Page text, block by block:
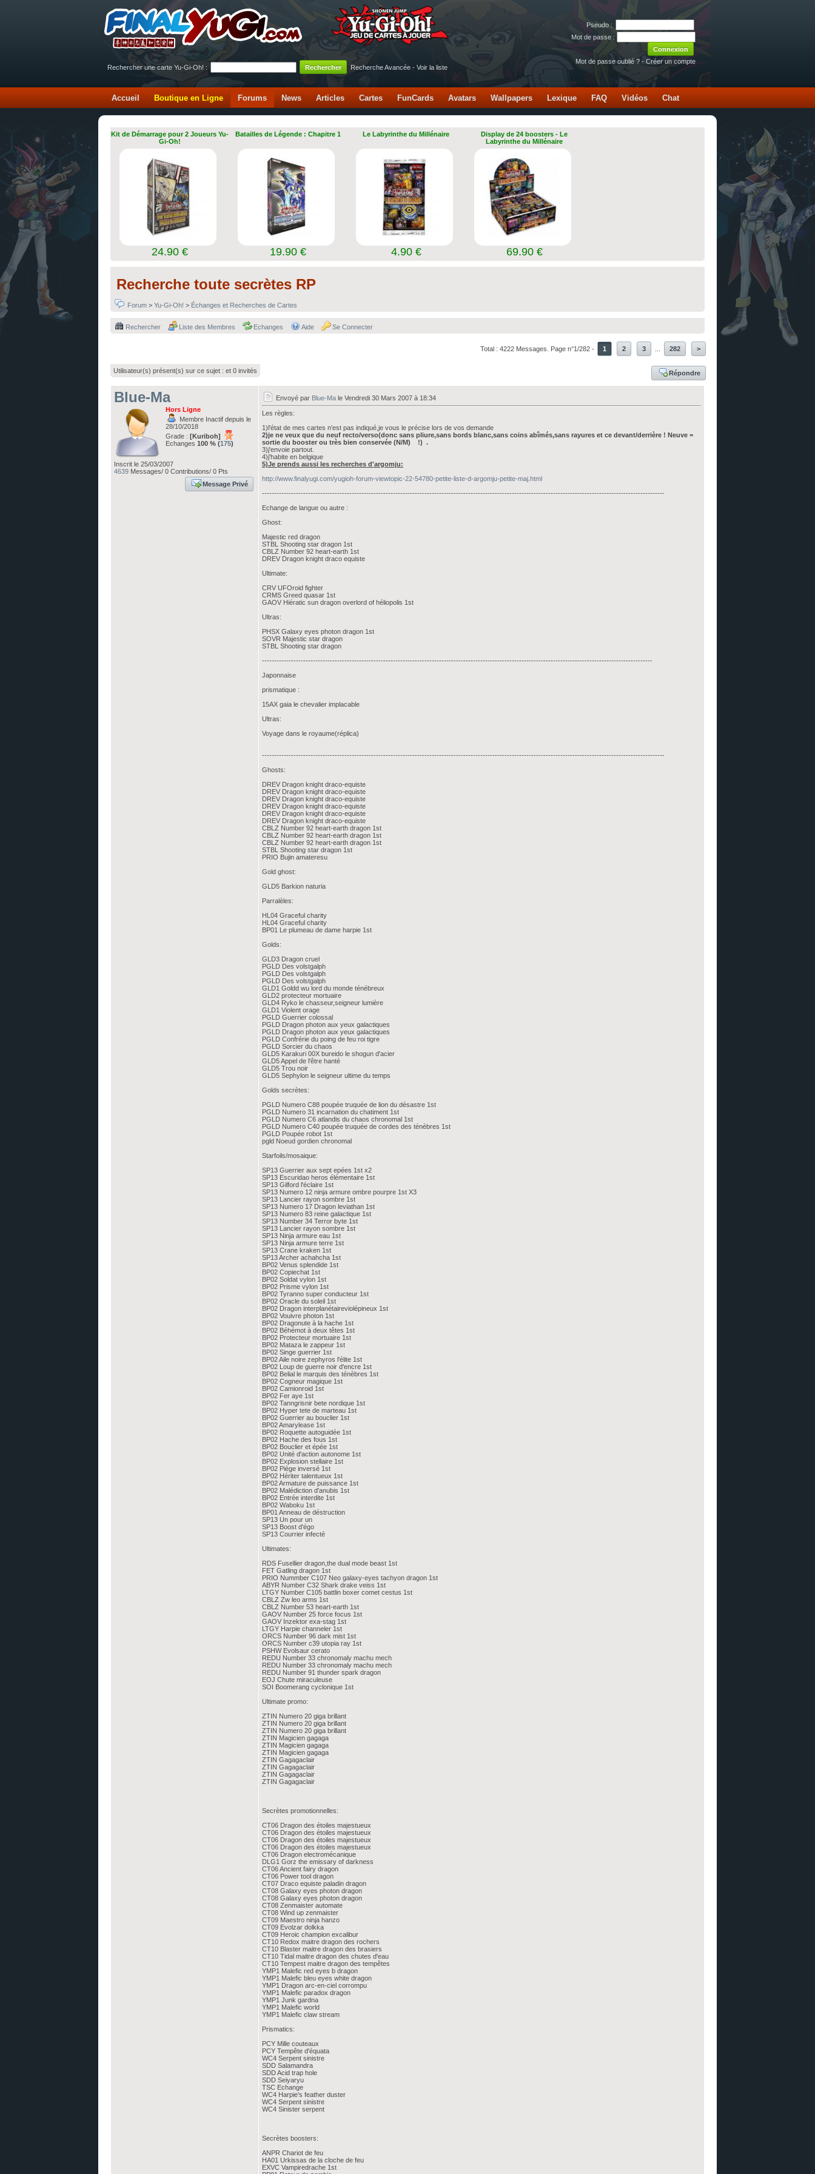
Pseudo :
Mot de passe :
Mot de passe oublié ? - Créer un compte
Rechercher une carte Yu-Gi-Oh! :
Recherche Avancée - Voir la liste
Accueil Boutique en Ligne Forums News Articles Cartes FunCards Avatars Wallpapers Lexique FAQ Vidéos Chat
Kit de Démarrage pour 2 Joueurs Yu-
Gi-Oh!
24.90 €
Batailles de Légende : Chapitre 1
19.90 €
Le Labyrinthe du Millénaire
4.90 €
Display de 24 boosters - Le
Labyrinthe du Millénaire
69.90 €
Recherche toute secrètes RP
Forum > Yu-Gi-Oh! > Échanges et Recherches de Cartes
Rechercher Liste des Membres Echanges Aide Se Connecter
Total : 4222 Messages. Page n°1/282 - 1 2 3 282 >
Utilisateur(s) présent(s) sur ce sujet : et 0 invités Répondre
Blue-Ma
Hors Ligne
Membre Inactif depuis le
28/10/2018
Grade : [Kuriboh]
Echanges 100 % (175)
Inscrit le 25/03/2007
4639 Messages/ 0 Contributions/ 0 Pts
Message Privé
Envoyé par Blue-Ma le Vendredi 30 Mars 2007 à 18:34
Les règles:
1)l'état de mes cartes n'est pas indiqué,je vous le précise lors de vos demande
2)je ne veux que du neuf recto/verso(donc sans pliure,sans bords blanc,sans coins abîmés,sans rayures et ce devant/derrière ! Neuve =
sortie du booster ou très bien conservée (N/M) !) .
3)j'envoie partout.
4)j'habite en belgique
5)Je prends aussi les recherches d'argomju:
http://www.finalyugi.com/yugioh-forum-viewtopic-22-54780-petite-liste-d-argomju-petite-maj.html
----------------------------------------------------------------------------------------------------------------------------------------------------------------------
Echange de langue ou autre :
Ghost:
Majestic red dragon
STBL Shooting star dragon 1st
CBLZ Number 92 heart-earth 1st
DREV Dragon knight draco equiste
Ultimate:
CRV UFOroid fighter
CRMS Greed quasar 1st
GAOV Hiératic sun dragon overlord of héliopolis 1st
Ultras:
PHSX Galaxy eyes photon dragon 1st
SOVR Majestic star dragon
STBL Shooting star dragon
-----------------------------------------------------------------------------------------------------------------------------------------------------------------
Japonnaise
prismatique :
15AX gaia le chevalier implacable
Ultras:
Voyage dans le royaume(réplica)
----------------------------------------------------------------------------------------------------------------------------------------------------------------------
Ghosts:
DREV Dragon knight draco-equiste
DREV Dragon knight draco-equiste
DREV Dragon knight draco-equiste
DREV Dragon knight draco-equiste
DREV Dragon knight draco-equiste
DREV Dragon knight draco-equiste
CBLZ Number 92 heart-earth dragon 1st
CBLZ Number 92 heart-earth dragon 1st
CBLZ Number 92 heart-earth dragon 1st
STBL Shooting star dragon 1st
PRIO Bujin amateresu
Gold ghost:
GLD5 Barkion naturia
Parralèles:
HL04 Graceful charity
HL04 Graceful charity
BP01 Le plumeau de dame harpie 1st
Golds:
GLD3 Dragon cruel
PGLD Des volstgalph
PGLD Des volstgalph
PGLD Des volstgalph
GLD1 Goldd wu lord du monde ténébreux
GLD2 protecteur mortuaire
GLD4 Ryko le chasseur,seigneur lumière
GLD1 Violent orage
PGLD Guerrier colossal
PGLD Dragon photon aux yeux galactiques
​PGLD Dragon photon aux yeux galactiques
PGLD Confrérie du poing de feu roi tigre
PGLD Sorcier du chaos
GLD5 Karakuri 00X bureido le shogun d'acier
GLD5 Appel de l'être hanté
GLD5 Trou noir
GLD5 Sephylon le seigneur ultime du temps
Golds secrètes:
PGLD Numero C88 poupée truquée de lion du désastre 1st
PGLD Numero 31 incarnation du chatiment 1st
PGLD Numero C6 atlandis du chaos chronomal 1st
PGLD Numero C40 poupée truquée de cordes des ténèbres 1st
PGLD Poupée robot 1st
pgld Noeud gordien chronomal
Starfoils/mosaique:
SP13 Guerrier aux sept epées 1st x2
SP13 Escuridao heros élémentaire 1st
SP13 Gilford l'éclaire 1st
SP13 Numero 12 ninja armure ombre pourpre 1st X3
SP13 Lancier rayon sombre 1st
SP13 Numero 17 Dragon leviathan 1st
SP13 Numero 83 reine galactique 1st
SP13 Number 34 Terror byte 1st
SP13 Lancier rayon sombre 1st
SP13 Ninja armure eau 1st
SP13 Ninja armure terre 1st
SP13 Crane kraken 1st
SP13 Archer achahcha 1st
BP02 Venus splendide 1st
BP02 Copiechat 1st
BP02 Soldat vylon 1st
BP02 Prisme vylon 1st
BP02 Tyranno super conducteur 1st
BP02 Oracle du soleil 1st
BP02 Dragon interplanétaireviolépineux 1st
BP02 Vouivre photon 1st
BP02 Dragonute à la hache 1st
BP02 Béhémot à deux têtes 1st
BP02 Protecteur mortuaire 1st
BP02 Mataza le zappeur 1st
BP02 Singe guerrier 1st
BP02 Aile noire zephyros l'élite 1st
BP02 Loup de guerre noir d'encre 1st
BP02 Belial le marquis des ténèbres 1st
BP02 Cogneur magique 1st
BP02 Camionroid 1st
BP02 Fer aye 1st
BP02 Tanngrisnir bete nordique 1st
BP02 Hyper tete de marteau 1st
BP02 Guerrier au bouclier 1st
BP02 Amarylease 1st
BP02 Roquette autoguidée 1st
BP02 Hache des fous 1st
BP02 Bouclier et épée 1st
BP02 Unité d'action autonome 1st
BP02 Explosion stellaire 1st
BP02 Piège inversé 1st
BP02 Hériter talentueux 1st
BP02 Armature de puissance 1st
BP02 Malédiction d'anubis 1st
BP02 Entrée interdite 1st
BP02 Waboku 1st
BP01 Anneau de déstruction
SP13 Un pour un
SP13 Boost d'égo
SP13 Courrier infecté
Ultimates:
RDS Fusellier dragon,the dual mode beast 1st
FET Gatling dragon 1st
PRIO Nummber C107 Neo galaxy-eyes tachyon dragon 1st
ABYR Number C32 Shark drake veiss 1st
LTGY Number C105 battlin boxer comet cestus 1st
CBLZ Zw leo arms 1st
CBLZ Number 53 heart-earth 1st
GAOV Number 25 force focus 1st
GAOV Inzektor exa-stag 1st
LTGY Harpie channeler 1st
ORCS Number 96 dark mist 1st
ORCS Number c39 utopia ray 1st
PSHW Evolsaur cerato
REDU Number 33 chronomaly machu mech
REDU Number 33 chronomaly machu mech
REDU Number 91 thunder spark dragon
EOJ Chute miraculeuse
SOI Boomerang cyclonique 1st
Ultimate promo:
ZTIN Numero 20 giga brillant
ZTIN Numero 20 giga brillant
ZTIN Numero 20 giga brillant
ZTIN Magicien gagaga
ZTIN Magicien gagaga
ZTIN Magicien gagaga
ZTIN Gagagaclair
ZTIN Gagagaclair
ZTIN Gagagaclair
ZTIN Gagagaclair
Secrètes promotionnelles:
CT06 Dragon des étoiles majestueux
CT06 Dragon des étoiles majestueux
CT06 Dragon des étoiles majestueux
CT06 Dragon des étoiles majestueux
CT06 Dragon electromécanique
DLG1 Gorz the emissary of darkness
CT06 Ancient fairy dragon
CT06 Power tool dragon
CT07 Draco equiste paladin dragon
CT08 Galaxy eyes photon dragon
CT08 Galaxy eyes photon dragon
CT08 Zenmaister automate
CT08 Wind up zenmaister
CT09 Maestro ninja hanzo
CT09 Evolzar dolkka
CT09 Heroic champion excalibur
CT10 Redox maitre dragon des rochers
CT10 Blaster maitre dragon des brasiers
CT10 Tidal maitre dragon des chutes d'eau
CT10 Tempest maitre dragon des tempêtes
YMP1 Malefic red eyes b dragon
YMP1 Malefic bleu eyes white dragon
YMP1 Dragon arc-en-ciel corrompu
YMP1 Malefic paradox dragon
YMP1 Junk gardna
YMP1 Malefic world
YMP1 Malefic claw stream
Prismatics:
PCY Mille couteaux
PCY Tempête d'équata
WC4 Serpent sinistre
SDD Salamandra
SDD Acid trap hole
SDD Seiyaryu
TSC Echange
WC4 Harpie's feather duster
WC4 Serpent sinistre
WC4 Sinister serpent
Secrètes boosters:
ANPR Chariot de feu
HA01 Urkissas de la cloche de feu
EXVC Vampiredrache 1st